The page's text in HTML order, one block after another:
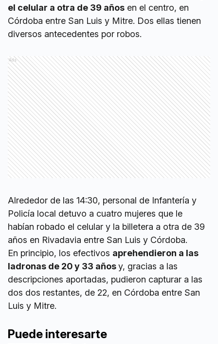
el celular a otra de 39 años en el centro, en
Córdoba entre San Luis y Mitre. Dos ellas tienen
diversos antecedentes por robos.
Ads
Alrededor de las 14:30, personal de Infantería y
Policía local detuvo a cuatro mujeres que le
habían robado el celular y la billetera a otra de 39
años en Rivadavia entre San Luis y Córdoba.
En principio, los efectivos aprehendieron a las
ladronas de 20 y 33 añosy, gracias a las
descripciones aportadas, pudieron capturar a las
dos dos restantes, de 22, en Córdoba entre San
Luis y Mitre.
Puede interesarte